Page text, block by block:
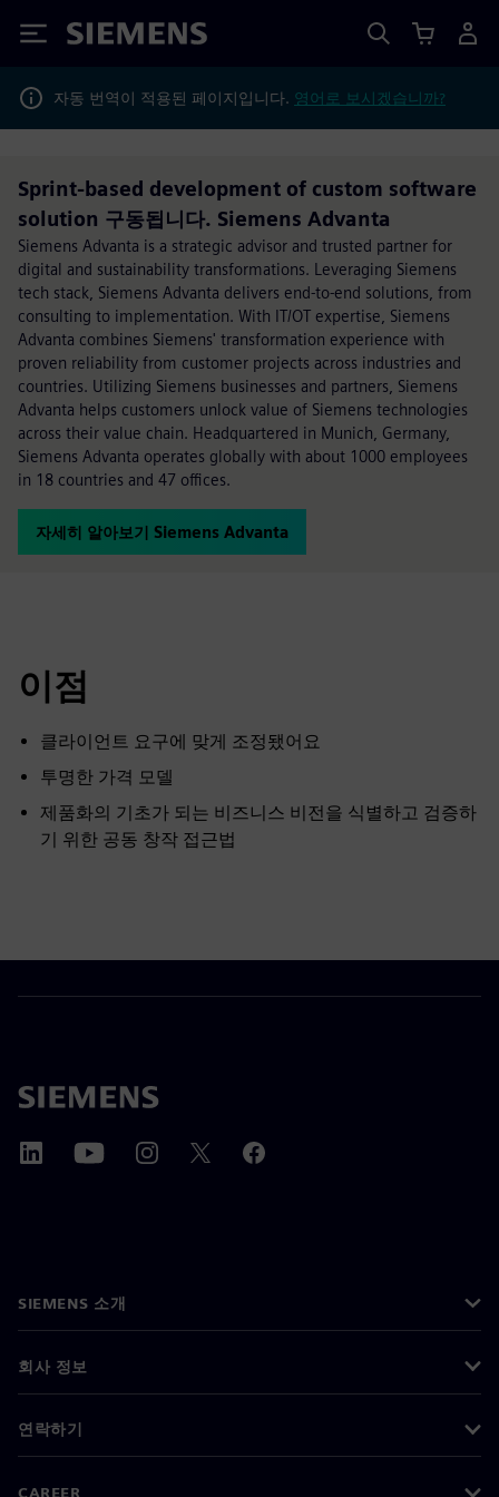
Siemens
자동 번역이 적용된 페이지입니다. 영어로 보시겠습니까?
Sprint-based development of custom software
solution 구동됩니다. Siemens Advanta
Siemens Advanta is a strategic advisor and trusted partner for
digital and sustainability transformations. Leveraging Siemens
tech stack, Siemens Advanta delivers end-to-end solutions, from
consulting to implementation. With IT/OT expertise, Siemens
Advanta combines Siemens' transformation experience with
proven reliability from customer projects across industries and
countries. Utilizing Siemens businesses and partners, Siemens
Advanta helps customers unlock value of Siemens technologies
across their value chain. Headquartered in Munich, Germany,
Siemens Advanta operates globally with about 1000 employees
in 18 countries and 47 offices.
자세히 알아보기 Siemens Advanta
이점
클라이언트 요구에 맞게 조정됐어요
투명한 가격 모델
제품화의 기초가 되는 비즈니스 비전을 식별하고 검증하
기 위한 공동 창작 접근법
SIEMENS 소개
회사 정보
연락하기
CAREER